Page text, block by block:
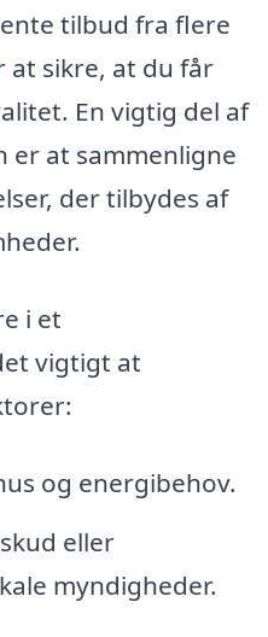
tilbud fra flere
sikre, at du får
En vigtig del af
er at sammenligne
der tilbydes af
i et
vigtigt at
og energibehov.
eller
myndigheder.